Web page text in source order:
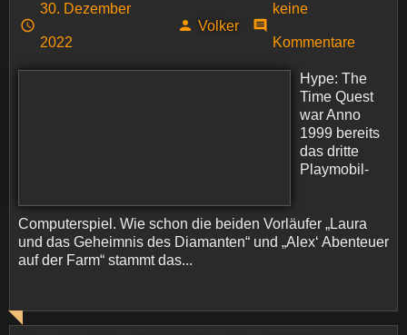
30. Dezember
2022
Volker
keine
Kommentare
Hype: The
Time Quest
war Anno
1999 bereits
das dritte
Playmobil-
Computerspiel. Wie schon die beiden Vorläufer „Laura
und das Geheimnis des Diamanten“ und „Alex‘ Abenteuer
auf der Farm“ stammt das...